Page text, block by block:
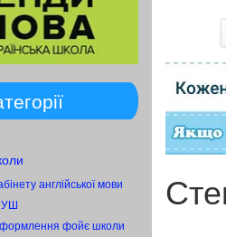
англійської мови
фойє школи